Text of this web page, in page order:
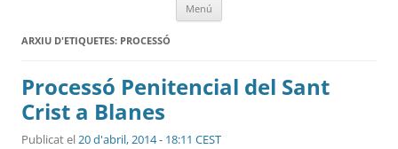
Menú
ARXIU D'ETIQUETES: PROCESSÓ
Processó Penitencial del Sant
Crist a Blanes
Publicat el20 d'abril, 2014 - 18:11 CEST